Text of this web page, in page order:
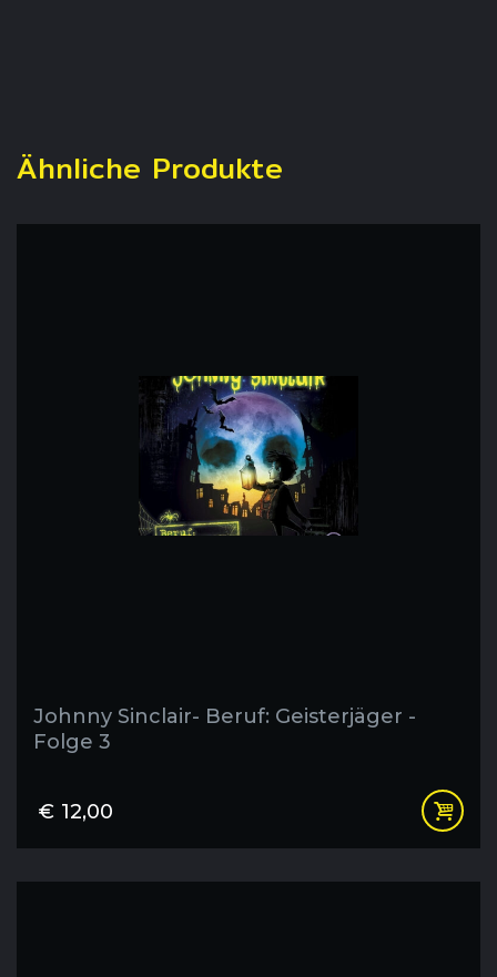
Ähnliche Produkte
Johnny Sinclair- Beruf: Geisterjäger -
Folge 3
€ 12,00